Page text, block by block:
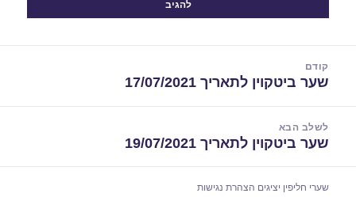
קודם
הפוסט
שער ביטקוין לתאריך 17/07/2021
לשלב הבא
הפוסט
שער ביטקוין לתאריך 19/07/2021
שערי חליפין יציגים הצהרת נגישות